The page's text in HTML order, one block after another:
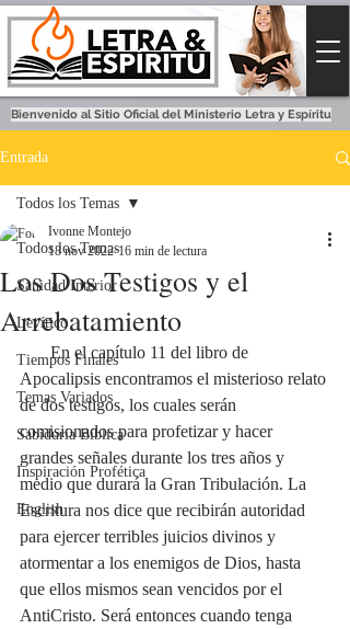
Bienvenido al Sitio Oficial del Ministerio Letra y Espíritu
Entrada
Todos los Temas
Sanidad Interior
Levítico
Tiempos Finales
Temas Variados
Sabiduría Bíblica
Inspiración Profética
English
Todos los Temas
Los Dos Testigos y el
Arrebatamiento
Ivonne Montejo
18 nov 2022 16 min de lectura
En el capítulo 11 del libro de
Apocalipsis encontramos el misterioso relato
de dos testigos, los cuales serán
comisionados para profetizar y hacer
grandes señales durante los tres años y
medio que durará la Gran Tribulación. La
Escritura nos dice que recibirán autoridad
para ejercer terribles juicios divinos y
atormentar a los enemigos de Dios, hasta
que ellos mismos sean vencidos por el
AntiCristo. Será entonces cuando tenga